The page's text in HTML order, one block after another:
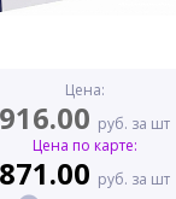
Цена:
916.00 руб. за шт
Цена по карте:
871.00 руб. за шт